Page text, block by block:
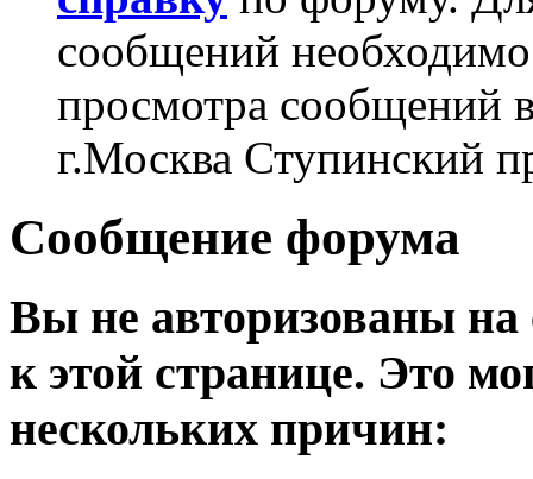
сообщений
просмотра сообщений
г.Москва Ступинский
Сообщение форума
Вы не авторизованы на
к этой странице. Это
нескольких причин: